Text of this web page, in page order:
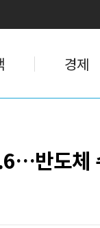
경제
반도체